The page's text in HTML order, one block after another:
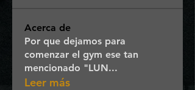
Acerca de
Por que dejamos para
comenzar el gym ese tan
mencionado "LUN...
Leer más